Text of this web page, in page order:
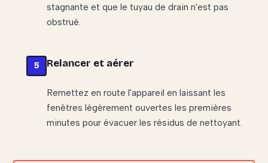
stagnante et que le tuyau de drain n'est pas
obstrué.
Relancer et aérer
Remettez en route l'appareil en laissant les
fenêtres légèrement ouvertes les premières
minutes pour évacuer les résidus de nettoyant.